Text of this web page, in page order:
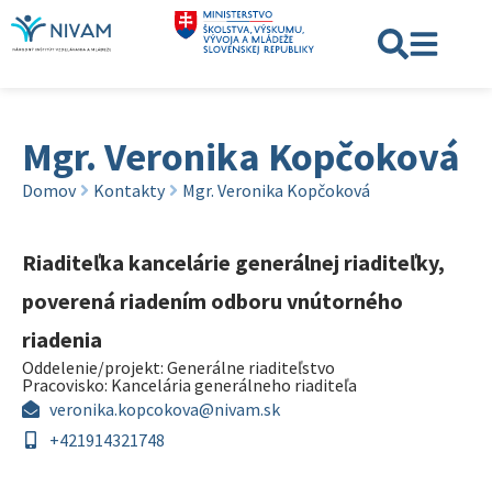
Mgr. Veronika Kopčoková
Domov Kontakty Mgr. Veronika Kopčoková
Riaditeľka kancelárie generálnej riaditeľky,
poverená riadením odboru vnútorného
riadenia
Oddelenie/projekt: Generálne riaditeľstvo
Pracovisko: Kancelária generálneho riaditeľa
veronika.kopcokova@nivam.sk
+421914321748